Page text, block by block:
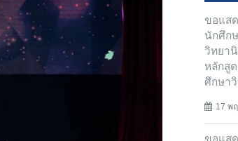
ขอแส
นักศึก
วิทยา
หลักสู
ศึกษา
17 พ
ขอแส